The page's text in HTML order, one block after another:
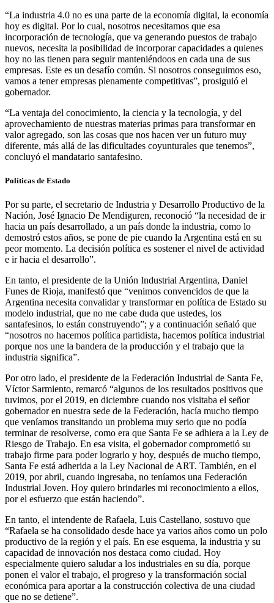
“La industria 4.0 no es una parte de la economía digital, la economía
hoy es digital. Por lo cual, nosotros necesitamos que esa
incorporación de tecnología, que va generando puestos de trabajo
nuevos, necesita la posibilidad de incorporar capacidades a quienes
hoy no las tienen para seguir manteniéndoos en cada una de sus
empresas. Este es un desafío común. Si nosotros conseguimos eso,
vamos a tener empresas plenamente competitivas”, prosiguió el
gobernador.
“La ventaja del conocimiento, la ciencia y la tecnología, y del
aprovechamiento de nuestras materias primas para transformar en
valor agregado, son las cosas que nos hacen ver un futuro muy
diferente, más allá de las dificultades coyunturales que tenemos”,
concluyó el mandatario santafesino.
Políticas de Estado
Por su parte, el secretario de Industria y Desarrollo Productivo de la
Nación, José Ignacio De Mendiguren, reconoció “la necesidad de ir
hacia un país desarrollado, a un país donde la industria, como lo
demostró estos años, se pone de pie cuando la Argentina está en su
peor momento. La decisión política es sostener el nivel de actividad
e ir hacia el desarrollo”.
En tanto, el presidente de la Unión Industrial Argentina, Daniel
Funes de Rioja, manifestó que “venimos convencidos de que la
Argentina necesita convalidar y transformar en política de Estado su
modelo industrial, que no me cabe duda que ustedes, los
santafesinos, lo están construyendo”; y a continuación señaló que
“nosotros no hacemos política partidista, hacemos política industrial
porque nos une la bandera de la producción y el trabajo que la
industria significa”.
Por otro lado, el presidente de la Federación Industrial de Santa Fe,
Víctor Sarmiento, remarcó “algunos de los resultados positivos que
tuvimos, por el 2019, en diciembre cuando nos visitaba el señor
gobernador en nuestra sede de la Federación, hacía mucho tiempo
que veníamos transitando un problema muy serio que no podía
terminar de resolverse, como era que Santa Fe se adhiera a la Ley de
Riesgo de Trabajo. En esa visita, el gobernador comprometió su
trabajo firme para poder lograrlo y hoy, después de mucho tiempo,
Santa Fe está adherida a la Ley Nacional de ART. También, en el
2019, por abril, cuando ingresaba, no teníamos una Federación
Industrial Joven. Hoy quiero brindarles mi reconocimiento a ellos,
por el esfuerzo que están haciendo”.
En tanto, el intendente de Rafaela, Luis Castellano, sostuvo que
“Rafaela se ha consolidado desde hace ya varios años como un polo
productivo de la región y el país. En ese esquema, la industria y su
capacidad de innovación nos destaca como ciudad. Hoy
especialmente quiero saludar a los industriales en su día, porque
ponen el valor el trabajo, el progreso y la transformación social
económica para aportar a la construcción colectiva de una ciudad
que no se detiene”.